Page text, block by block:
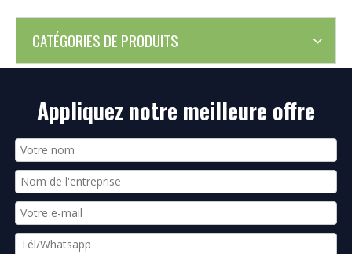
CATÉGORIES DE PRODUITS
Appliquez notre meilleure offre